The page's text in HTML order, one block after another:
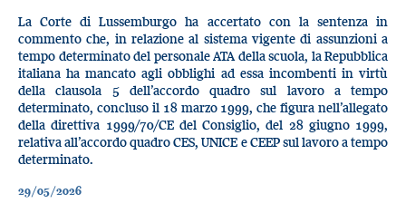
La Corte di Lussemburgo ha accertato con la sentenza in
commento che, in relazione al sistema vigente di assunzioni a
tempo determinato del personale ATA della scuola, la Repubblica
italiana ha mancato agli obblighi ad essa incombenti in virtù
della clausola 5 dell’accordo quadro sul lavoro a tempo
determinato, concluso il 18 marzo 1999, che figura nell’allegato
della direttiva 1999/70/CE del Consiglio, del 28 giugno 1999,
relativa all’accordo quadro CES, UNICE e CEEP sul lavoro a tempo
determinato.
29/05/2026